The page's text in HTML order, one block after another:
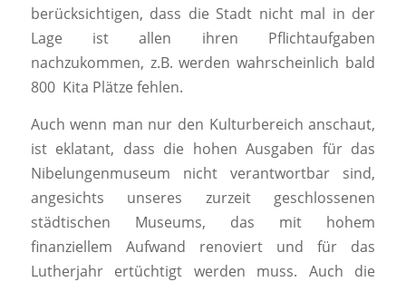
berücksichtigen, dass die Stadt nicht mal in der
Lage ist allen ihren Pflichtaufgaben
nachzukommen, z.B. werden wahrscheinlich bald
800 Kita Plätze fehlen.
Auch wenn man nur den Kulturbereich anschaut,
ist eklatant, dass die hohen Ausgaben für das
Nibelungenmuseum nicht verantwortbar sind,
angesichts unseres zurzeit geschlossenen
städtischen Museums, das mit hohem
finanziellem Aufwand renoviert und für das
Lutherjahr ertüchtigt werden muss. Auch die